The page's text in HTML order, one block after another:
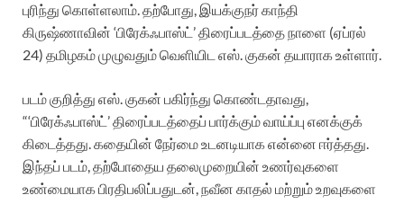
புரிந்து கொள்ளலாம். தற்போது, இயக்குநர் காந்தி
கிருஷ்ணாவின் ‘பிரேக்ஃபாஸ்ட்’ திரைப்படத்தை நாளை (ஏப்ரல்
24) தமிழகம் முழுவதும் வெளியிட எஸ். குகன் தயாராக உள்ளார்.
படம் குறித்து எஸ். குகன் பகிர்ந்து கொண்டதாவது,
“‘பிரேக்ஃபாஸ்ட்’ திரைப்படத்தைப் பார்க்கும் வாய்ப்பு எனக்குக்
கிடைத்தது. கதையின் நேர்மை உடனடியாக என்னை ஈர்த்தது.
இந்தப் படம், தற்போதைய தலைமுறையின் உணர்வுகளை
உண்மையாக பிரதிபலிப்பதுடன், நவீன காதல் மற்றும் உறவுகளை